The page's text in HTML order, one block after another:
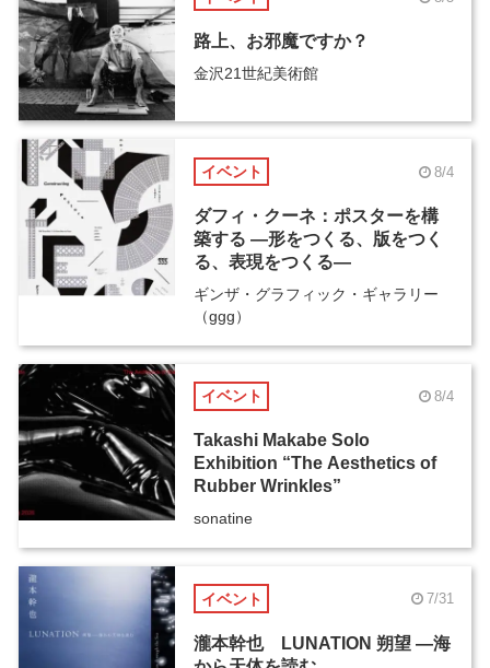
路上、お邪魔ですか？
金沢21世紀美術館
イベント 8/4
ダフィ・クーネ：ポスターを構
築する ―形をつくる、版をつく
る、表現をつくる―
ギンザ・グラフィック・ギャラリー
（ggg）
イベント 8/4
Takashi Makabe Solo
Exhibition “The Aesthetics of
Rubber Wrinkles”
sonatine
イベント 7/31
瀧本幹也 LUNATION 朔望 ―海